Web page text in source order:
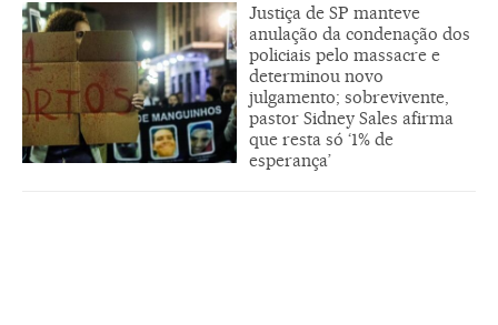
Justiça de SP manteve
anulação da condenação dos
policiais pelo massacre e
determinou novo
julgamento; sobrevivente,
pastor Sidney Sales afirma
que resta só ‘1% de
esperança’